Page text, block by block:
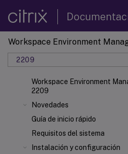
Workspace Environment
2209
Workspace Environment
2209
Novedades
Guía de inicio rápido
Requisitos del sistema
Instalación y configuración